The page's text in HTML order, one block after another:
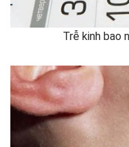
Trễ kinh bao